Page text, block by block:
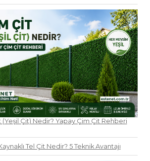
(Yeşil Çit) Nedir? Yapay Çim Çit Rehberi
Tel Çit Nedir? 5 Teknik Avantajı